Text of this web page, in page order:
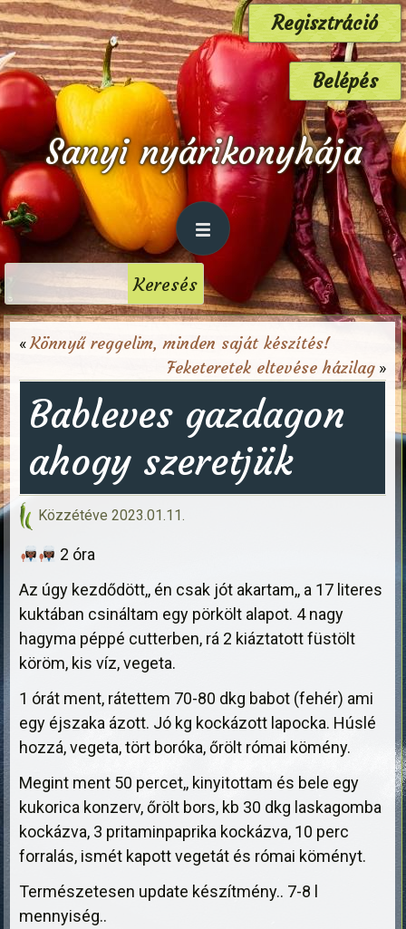
Regisztráció
Belépés
Sanyi nyárikonyhája
«Könnyű reggelim, minden saját készítés!
Feketeretek eltevése házilag»
Bableves gazdagon
ahogy szeretjük
Közzétéve 2023.01.11.
2 óra
Az úgy kezdődött,, én csak jót akartam,, a 17 literes
kuktában csináltam egy pörkölt alapot. 4 nagy
hagyma péppé cutterben, rá 2 kiáztatott füstölt
köröm, kis víz, vegeta.
1 órát ment, rátettem 70-80 dkg babot (fehér) ami
egy éjszaka ázott. Jó kg kockázott lapocka. Húslé
hozzá, vegeta, tört boróka, őrölt római kömény.
Megint ment 50 percet,, kinyitottam és bele egy
kukorica konzerv, őrölt bors, kb 30 dkg laskagomba
kockázva, 3 pritaminpaprika kockázva, 10 perc
forralás, ismét kapottvegetát és római köményt.
Természetesen update készítmény.. 7-8 l
mennyiség..